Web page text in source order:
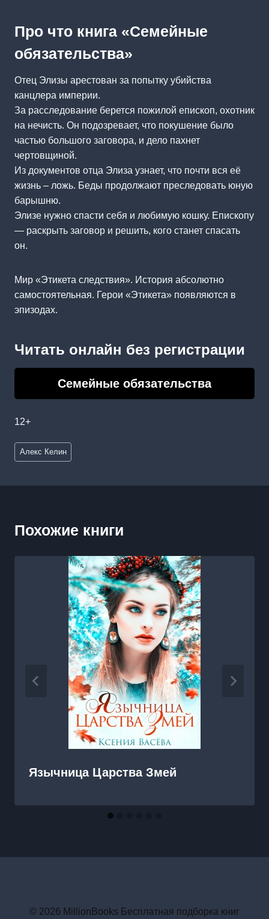
Про что книга «Семейные
обязательства»
Отец Элизы арестован за попытку убийства
канцлера империи.
За расследование берется пожилой епископ, охотник
на нечисть. Он подозревает, что покушение было
частью большого заговора, и дело пахнет
чертовщиной.
Из документов отца Элиза узнает, что почти вся её
жизнь – ложь. Беды продолжают преследовать юную
барышню.
Элизе нужно спасти себя и любимую кошку. Епископу
— раскрыть заговор и решить, кого станет спасать
он.
Мир «Этикета следствия». История абсолютно
самостоятельная. Герои «Этикета» появляются в
эпизодах.
Читать онлайн без регистрации
Семейные обязательства
12+
Метки
записи:
Алекс Келин
Похожие книги
Язычница Царства Змей
© 2026 MillionBooks Бесплатная подборка книг